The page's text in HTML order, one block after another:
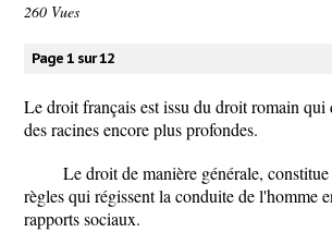
260 Vues
Page 1 sur 12
Le droit français est issu du droit romain qui
des racines encore plus profondes.
Le droit de manière générale,
règles qui régissent la conduite de l'homme
rapports sociaux.